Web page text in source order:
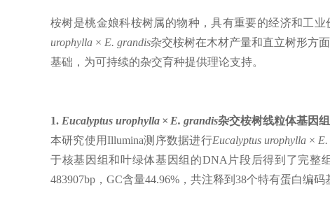
桉树是桃金娘科桉树属的物种，具有重要的经济和工
urophylla × E. grandis杂交桉树在木材产量和直立树形方
基础，为可持续的杂交育种提供理论支持。
1. Eucalyptus urophylla × E. grandis杂交桉树线粒体基因
本研究使用Illumina测序数据进行Eucalyptus urophylla ×
于核基因组和叶绿体基因组的DNA片段后得到了完整
483907bp，GC含量44.96%，共注释到38个特有蛋白编